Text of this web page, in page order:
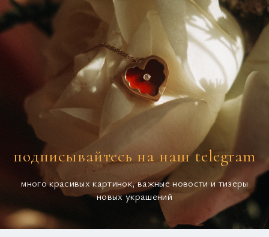
подписывайтесь на наш telegram
много красивых картинок, важные новости и тизеры
новых украшений